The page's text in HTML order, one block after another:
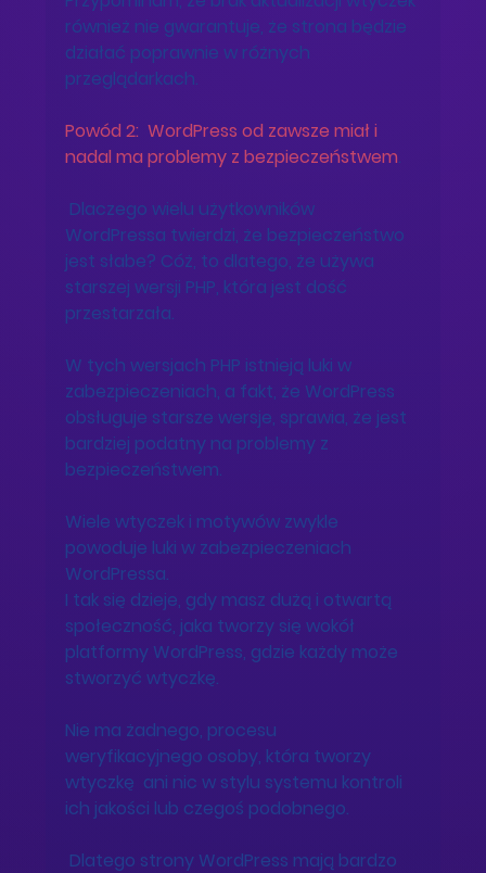
również nie gwarantuje, że strona będzie
działać poprawnie w różnych
przeglądarkach.
Powód 2:  WordPress od zawsze miał i
nadal ma problemy z bezpieczeństwem.
WordPressa twierdzi, że bezpieczeństwo
jest słabe? Cóż, to dlatego, że używa
starszej wersji PHP, która jest dość
przestarzała.
W tych wersjach PHP istnieją luki w
zabezpieczeniach, a fakt, że WordPress
obsługuje starsze wersje, sprawia, że ​​jest
bardziej podatny na problemy z
bezpieczeństwem.
Wiele wtyczek i motywów zwykle
powoduje luki w zabezpieczeniach
WordPressa.
I tak się dzieje, gdy masz dużą i otwartą
społeczność, jaka tworzy się wokół
platformy WordPress, gdzie każdy może
stworzyć wtyczkę.
Nie ma żadnego, procesu
weryfikacyjnego osoby, która tworzy
wtyczkę  ani nic w stylu systemu kontroli
ich jakości lub czegoś podobnego.